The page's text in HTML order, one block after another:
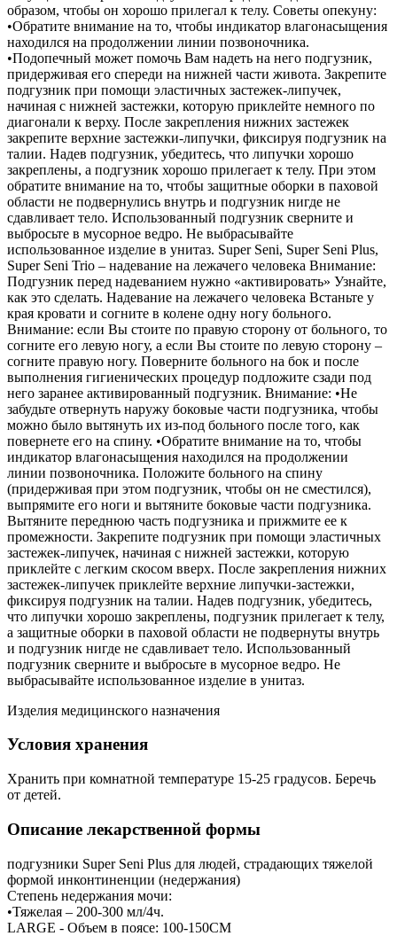
образом, чтобы он хорошо прилегал к телу. Советы опекуну:
•Обратите внимание на то, чтобы индикатор влагонасыщения
находился на продолжении линии позвоночника.
•Подопечный может помочь Вам надеть на него подгузник,
придерживая его спереди на нижней части живота. Закрепите
подгузник при помощи эластичных застежек-липучек,
начиная с нижней застежки, которую приклейте немного по
диагонали к верху. После закрепления нижних застежек
закрепите верхние застежки-липучки, фиксируя подгузник на
талии. Надев подгузник, убедитесь, что липучки хорошо
закреплены, а подгузник хорошо прилегает к телу. При этом
обратите внимание на то, чтобы защитные оборки в паховой
области не подвернулись внутрь и подгузник нигде не
сдавливает тело. Использованный подгузник сверните и
выбросьте в мусорное ведро. Не выбрасывайте
использованное изделие в унитаз. Super Seni, Super Seni Plus,
Super Seni Trio – надевание на лежачего человека Внимание:
Подгузник перед надеванием нужно «активировать» Узнайте,
как это сделать. Надевание на лежачего человека Встаньте у
края кровати и согните в колене одну ногу больного.
Внимание: если Вы стоите по правую сторону от больного, то
согните его левую ногу, а если Вы стоите по левую сторону –
согните правую ногу. Поверните больного на бок и после
выполнения гигиенических процедур подложите сзади под
него заранее активированный подгузник. Внимание: •Не
забудьте отвернуть наружу боковые части подгузника, чтобы
можно было вытянуть их из-под больного после того, как
повернете его на спину. •Обратите внимание на то, чтобы
индикатор влагонасыщения находился на продолжении
линии позвоночника. Положите больного на спину
(придерживая при этом подгузник, чтобы он не сместился),
выпрямите его ноги и вытяните боковые части подгузника.
Вытяните переднюю часть подгузника и прижмите ее к
промежности. Закрепите подгузник при помощи эластичных
застежек-липучек, начиная с нижней застежки, которую
приклейте с легким скосом вверх. После закрепления нижних
застежек-липучек приклейте верхние липучки-застежки,
фиксируя подгузник на талии. Надев подгузник, убедитесь,
что липучки хорошо закреплены, подгузник прилегает к телу,
а защитные оборки в паховой области не подвернуты внутрь
и подгузник нигде не сдавливает тело. Использованный
подгузник сверните и выбросьте в мусорное ведро. Не
выбрасывайте использованное изделие в унитаз.
Изделия медицинского назначения
Условия хранения
Хранить при комнатной температуре 15-25 градусов. Беречь
от детей.
Описание лекарственной формы
подгузники Super Seni Plus для людей, страдающих тяжелой
формой инконтиненции (недержания)
Степень недержания мочи:
•Тяжелая – 200-300 мл/4ч.
LARGE - Объем в поясе: 100-150СМ